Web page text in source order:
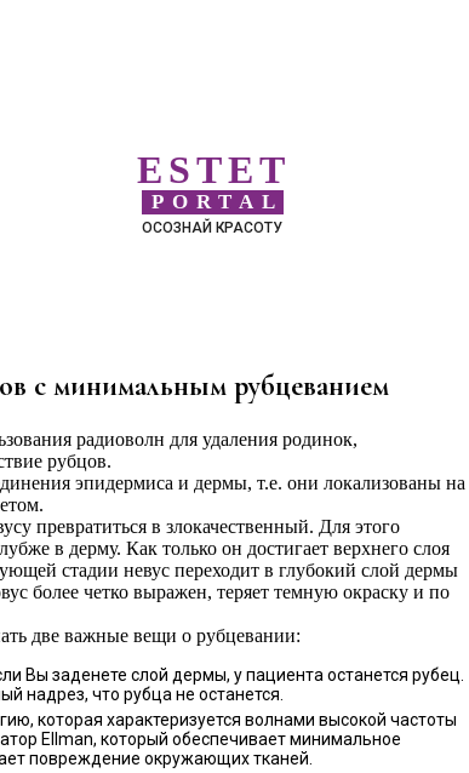
ESTET
PORTAL
ОСОЗНАЙ КРАСОТУ
с минимальным рубцеванием
радиоволн для удаления родинок,
рубцов.
эпидермиса и дермы, т.е. они локализованы на
превратиться в злокачественный. Для этого
в дерму. Как только он достигает верхнего слоя
стадии невус переходит в глубокий слой дермы
более четко выражен, теряет темную окраску и по
две важные вещи о рубцевании:
Вы заденете слой дермы, у пациента останется рубец.
надрез, что рубца не останется.
которая характеризуется волнами высокой частоты
Ellman, который обеспечивает минимальное
повреждение окружающих тканей.